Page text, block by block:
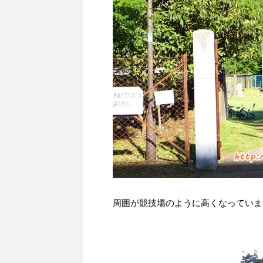
周囲が競技場のように高くなってい